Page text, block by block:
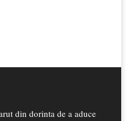
din dorinta de a aduce